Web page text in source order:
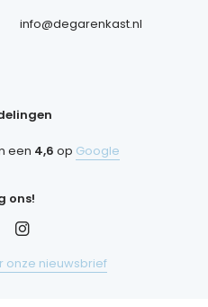
info@degarenkast.nl
een 4,6 op Google
ons!
onze nieuwsbrief